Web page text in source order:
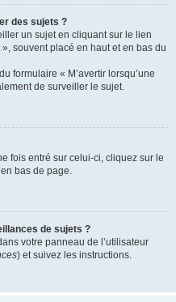
des sujets ?
un sujet en cliquant sur le lien
souvent placé en haut et en bas du
formulaire « M’avertir lorsqu’une
de surveiller le sujet.
fois entré sur celui-ci, cliquez sur le
bas de page.
de sujets ?
votre panneau de l’utilisateur
) et suivez les instructions.